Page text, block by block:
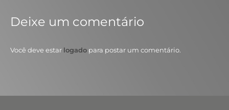
Deixe um comentário
Você deve estar logado para postar um comentário.